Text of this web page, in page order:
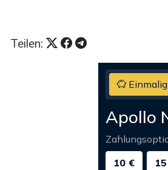
Teilen:
Einmalig
Apollo
10 €